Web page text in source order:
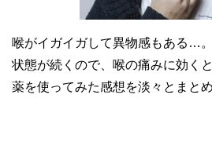
喉がイガイガして異物感もある…
状態が続くので、喉の痛みに効く
薬を使ってみた感想を淡々とまとめ